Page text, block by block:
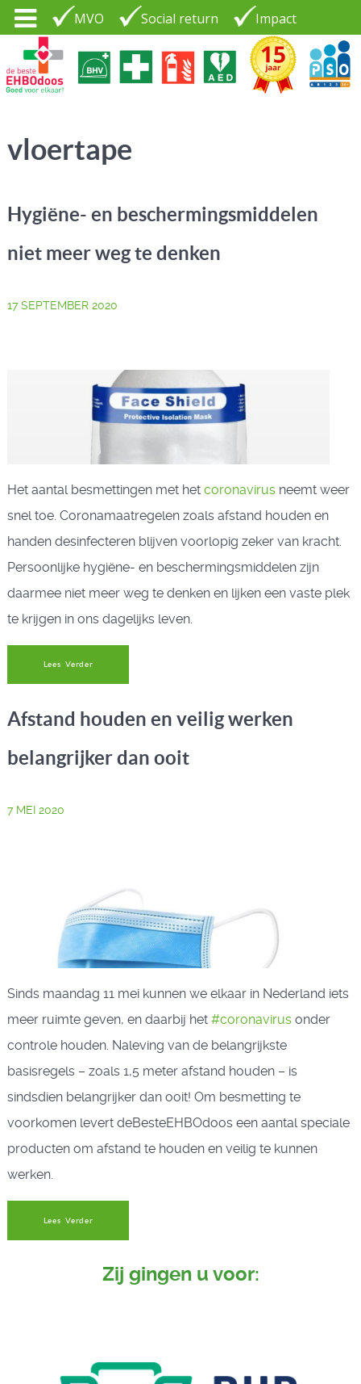
MVO Social return Impact
PSO30+
Tel. 035 - 7370265
vloertape
Hygiëne- en beschermingsmiddelen
niet meer weg te denken
17 SEPTEMBER 2020
Het aantal besmettingen met het coronavirusneemt weer
snel toe. Coronamaatregelen zoals afstand houden en
handen desinfecteren blijven voorlopig zeker van kracht.
Persoonlijke hygiëne- en beschermingsmiddelen zijn
daarmee niet meer weg te denken en lijken een vaste plek
te krijgen in ons dagelijks leven.
Lees Verder
Afstand houden en veilig werken
belangrijker dan ooit
7 MEI 2020
Sinds maandag 11 mei kunnen we elkaar in Nederland iets
meer ruimte geven, en daarbij het #coronavirusonder
controle houden. Naleving van de belangrijkste
basisregels – zoals 1,5 meter afstand houden – is
sindsdien belangrijker dan ooit! Om besmetting te
voorkomen levert deBesteEHBOdoos een aantal speciale
producten om afstand te houden en veilig te kunnen
werken.
Lees Verder
Zij gingen u voor: